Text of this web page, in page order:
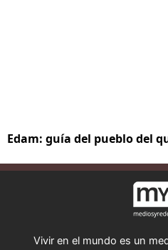
Edam: guía del pueblo del
Vivir en el mundo es un